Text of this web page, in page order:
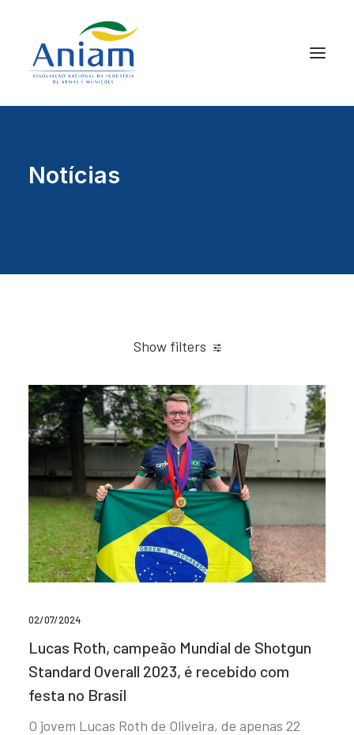
Notícias
Show filters
02/07/2024
Lucas Roth, campeão Mundial de Shotgun
Standard Overall 2023, é recebido com
festa no Brasil
O jovem Lucas Roth de Oliveira, de apenas 22